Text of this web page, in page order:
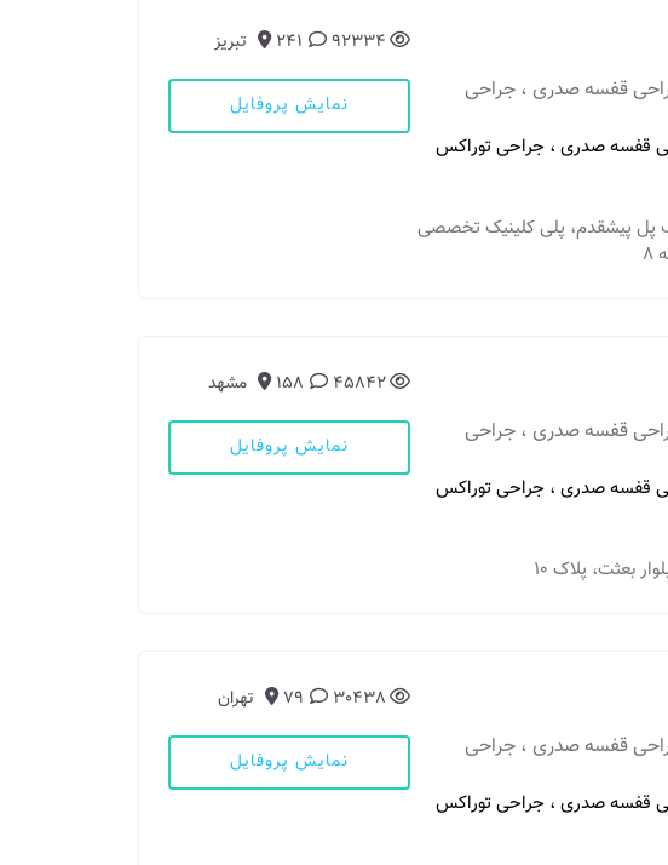
قفسه صدری ، جراحی
صدری ، جراحی توراکس
جنب پل پیشقدم، پلی کلینیک تخصصی
92334
241 تبریز
نمایش پروفایل
قفسه صدری ، جراحی
صدری ، جراحی توراکس
45842
158 مشهد
نمایش پروفایل
قفسه صدری ، جراحی
صدری ، جراحی توراکس
30438
79 تهران
نمایش پروفایل